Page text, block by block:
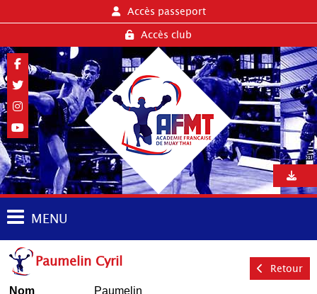
Accès passeport
Accès club
MENU
Paumelin Cyril Retour
Nom
Paumelin